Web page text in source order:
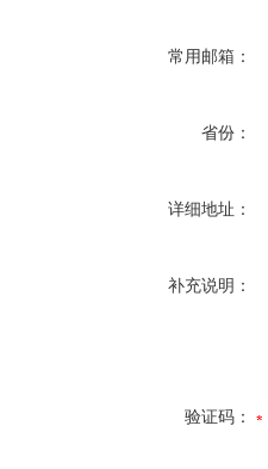
常用邮箱：
省份：
详细地址：
补充说明：
验证码：